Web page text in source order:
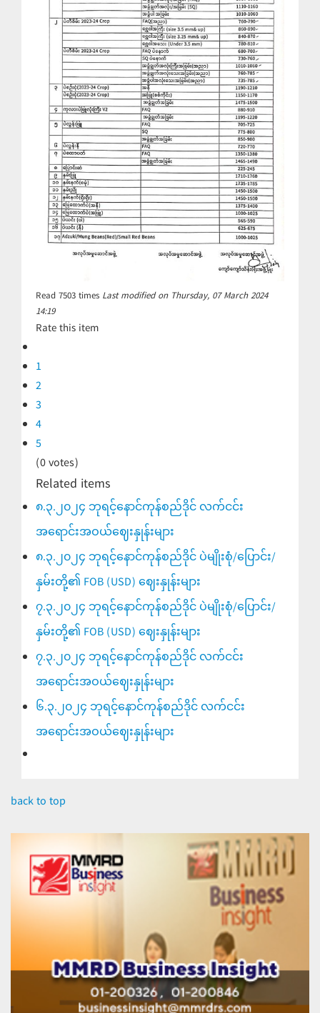
Read7503times Last modified on Thursday, 07 March 2024
14:19
Rate this item
1
2
3
4
5
(0 votes)
Related items
၈.၃.၂၀၂၄ ဘုရင့်နောင်ကုန်စည်ဒိုင် လက်ငင်း
အရောင်းအဝယ်ဈေးနှုန်းများ
၈.၃.၂၀၂၄ ဘုရင့်နောင်ကုန်စည်ဒိုင် ပဲမျိုးစုံ/ပြောင်း/
နှမ်းတို့၏ FOB (USD) ဈေးနှုန်းများ
၇.၃.၂၀၂၄ ဘုရင့်နောင်ကုန်စည်ဒိုင် ပဲမျိုးစုံ/ပြောင်း/
နှမ်းတို့၏ FOB (USD) ဈေးနှုန်းများ
၇.၃.၂၀၂၄ ဘုရင့်နောင်ကုန်စည်ဒိုင် လက်ငင်း
အရောင်းအဝယ်ဈေးနှုန်းများ
၆.၃.၂၀၂၄ ဘုရင့်နောင်ကုန်စည်ဒိုင် လက်ငင်း
အရောင်းအဝယ်ဈေးနှုန်းများ
back to top